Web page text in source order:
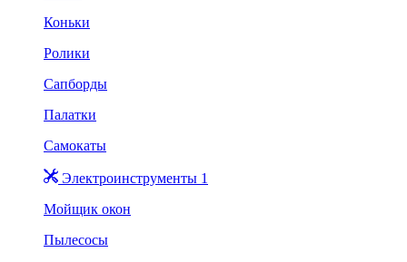
Коньки
Ролики
Сапборды
Палатки
Самокаты
Электроинструменты 1
Мойщик окон
Пылесосы